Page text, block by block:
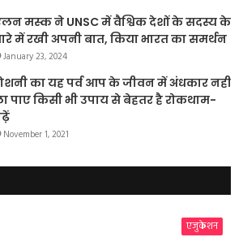
मस्क ने UNSC में वैश्विक देशों के सदस्य के
में रखी अपनी बात, किया भारत का समर्थन
January 23, 2024
का यह पर्व आप के जीवन में अंधकार नहीं
पाए किसी भी उपाय से बेहतर है रोकथाम-
November 1, 2021
एजुकेशन